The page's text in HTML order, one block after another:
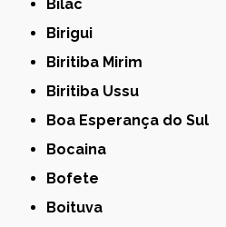
Bilac
Birigui
Biritiba Mirim
Biritiba Ussu
Boa Esperança do Sul
Bocaina
Bofete
Boituva